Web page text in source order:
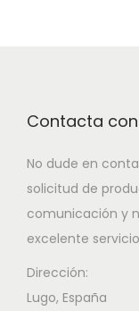
Contacta
No dude en
solicitud de
comunicación y
excelente
Dirección:
Lugo, España